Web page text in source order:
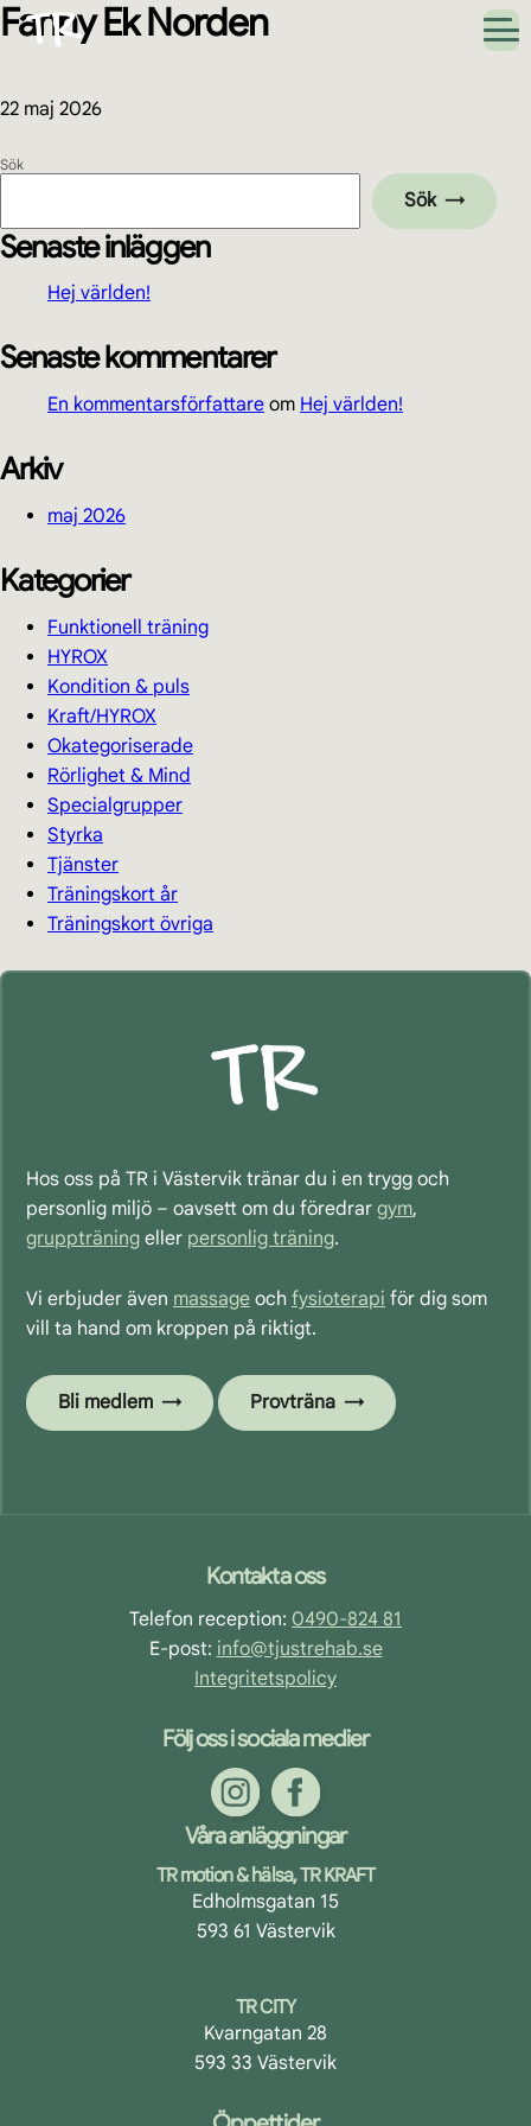
Hoppa
till
Hoppa
till
Hoppa
till
sidofältet
Hoppa
till
Fanny Ek Norden
22 maj 2026
Primärt
Sök
Sök
Senaste inläggen
Hej världen!
Senaste kommentarer
En kommentarsförfattare om Hej världen!
Arkiv
maj 2026
Kategorier
Funktionell träning
HYROX
Kondition & puls
Kraft/HYROX
Okategoriserade
Rörlighet & Mind
Specialgrupper
Styrka
Tjänster
Träningskort år
Träningskort övriga
Hos oss på TR i Västervik tränar du i en trygg och
personlig miljö – oavsett om du föredrar gym,
gruppträning eller personlig träning.
Vi erbjuder även massage och fysioterapi för dig som
vill ta hand om kroppen på riktigt.
Bli medlem Provträna
Footer
Kontakta oss
Telefon reception: 0490-824 81
E-post: info@tjustrehab.se
Integritetspolicy
Följ oss i sociala medier
Våra anläggningar
TR motion & hälsa, TR KRAFT
Edholmsgatan 15
593 61 Västervik
TR CITY
Kvarngatan 28
593 33 Västervik